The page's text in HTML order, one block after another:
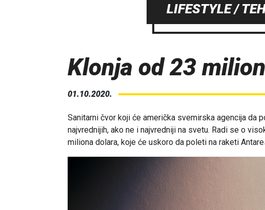
LIFESTYLE /
Klonja od 23
01.10.2020.
Sanitarni čvor koji će američka svemirska agencija da
najvrednijih, ako ne i najvredniji na svetu. Radi se o
miliona dolara, koje će uskoro da poleti na raketi